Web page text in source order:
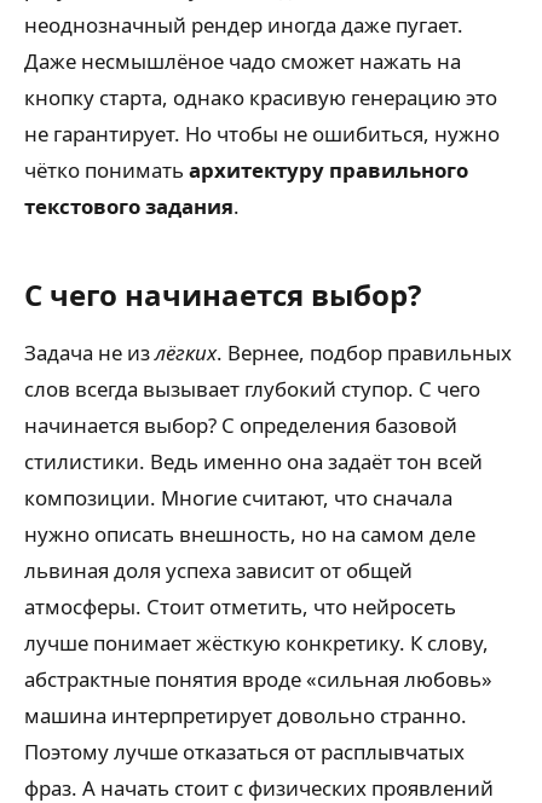
неоднозначный рендер иногда даже пугает.
Даже несмышлёное чадо сможет нажать на
кнопку старта, однако красивую генерацию это
не гарантирует. Но чтобы не ошибиться, нужно
чётко понимать архитектуру правильного
текстового задания.
С чего начинается выбор?
Задача не излёгких. Вернее, подбор правильных
слов всегда вызывает глубокий ступор. С чего
начинается выбор? С определения базовой
стилистики. Ведь именно она задаёт тон всей
композиции. Многие считают, что сначала
нужно описать внешность, но на самом деле
львиная доля успеха зависит от общей
атмосферы. Стоит отметить, что нейросеть
лучше понимает жёсткую конкретику. К слову,
абстрактные понятия вроде «сильная любовь»
машина интерпретирует довольно странно.
Поэтому лучше отказаться от расплывчатых
фраз. А начать стоит с физических проявлений